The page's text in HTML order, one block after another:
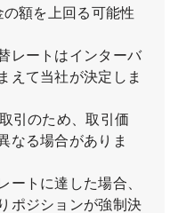
額を上回る可能性
レートはインターバ
えて当社が決定しま
引のため、取引価
なる場合がありま
ートに達した場合、
ポジションが強制決